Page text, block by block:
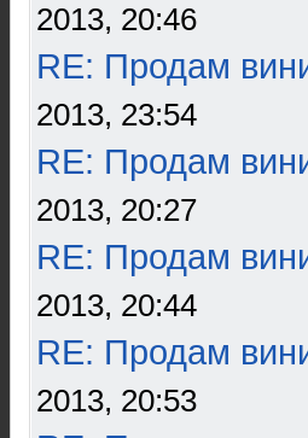
2013, 20:46
RE: Продам
2013, 23:54
RE: Продам
2013, 20:27
RE: Продам
2013, 20:44
RE: Продам
2013, 20:53